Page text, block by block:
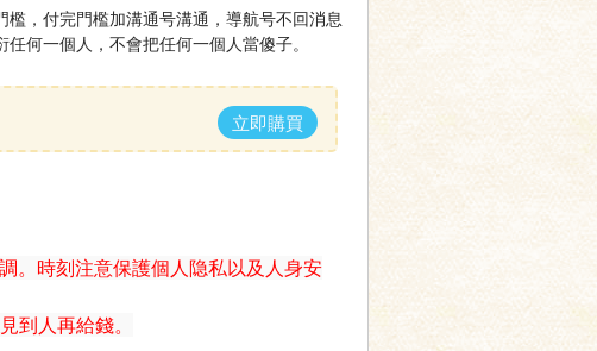
，付完門檻加溝通号溝通，導航号不回消息
何一個人，不會把任何一個人當傻子。
立即購買
。時刻注意保護個人隐私以及人身安
到人再給錢。